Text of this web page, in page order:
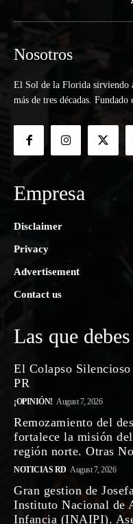
Nosotros
El Sol de la Florida sirviendo
más de tres décadas.
Empresa
Disclaimer
Privacy
Advertisement
Contact us
Las que
El Colapso
PR
¡OPINIÓN! August 7, 2026
Remozamiento del
fortalece la misión
región norte. Otras
NOTICIAS RD August 7, 2026
Gran gestion de
Instituto Nacional de
Infancia (INAIPI).